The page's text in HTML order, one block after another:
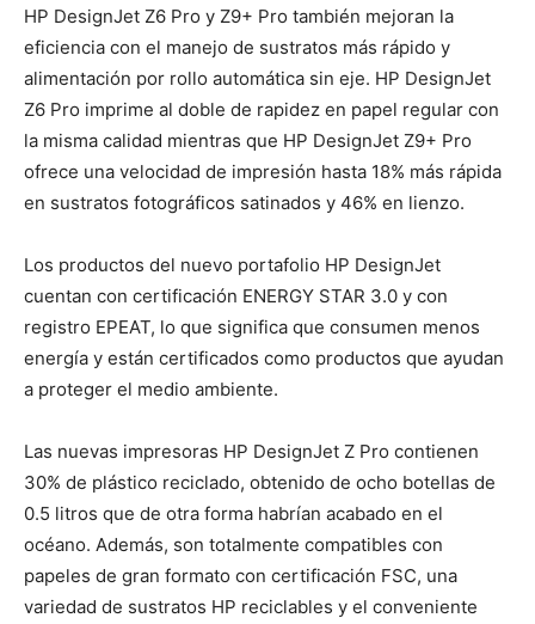
HP DesignJet Z6 Pro y Z9+ Pro también mejoran la
eficiencia con el manejo de sustratos más rápido y
alimentación por rollo automática sin eje. HP DesignJet
Z6 Pro imprime al doble de rapidez en papel regular con
la misma calidad mientras que HP DesignJet Z9+ Pro
ofrece una velocidad de impresión hasta 18% más rápida
en sustratos fotográficos satinados y 46% en lienzo.
Los productos del nuevo portafolio HP DesignJet
cuentan con certificación ENERGY STAR 3.0 y con
registro EPEAT, lo que significa que consumen menos
energía y están certificados como productos que ayudan
a proteger el medio ambiente.
Las nuevas impresoras HP DesignJet Z Pro contienen
30% de plástico reciclado, obtenido de ocho botellas de
0.5 litros que de otra forma habrían acabado en el
océano. Además, son totalmente compatibles con
papeles de gran formato con certificación FSC, una
variedad de sustratos HP reciclables y el conveniente